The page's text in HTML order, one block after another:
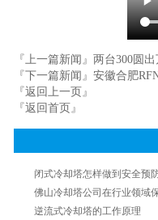
『上一篇新闻』 两台300圆
『下一篇新闻』 安徽合肥
『返回上一页』
『返回首页』
闭式冷却塔怎样做到安全预
佛山冷却塔公司在行业领域
逆流式冷却塔的工作原理